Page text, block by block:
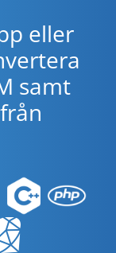
eller
samt